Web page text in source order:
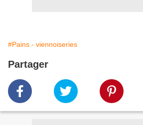
#Pains - viennoiseries
Partager